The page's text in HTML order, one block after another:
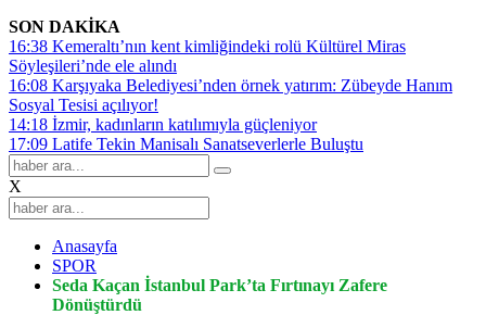
SON DAKİKA
16:38 Kemeraltı’nın kent kimliğindeki rolü Kültürel Miras
Söyleşileri’nde ele alındı
16:08 Karşıyaka Belediyesi’nden örnek yatırım: Zübeyde Hanım
Sosyal Tesisi açılıyor!
14:18 İzmir, kadınların katılımıyla güçleniyor
17:09 Latife Tekin Manisalı Sanatseverlerle Buluştu
X
Anasayfa
SPOR
Seda Kaçan İstanbul Park’ta Fırtınayı Zafere
Dönüştürdü